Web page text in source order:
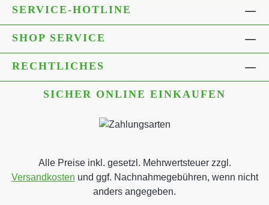
SERVICE-HOTLINE
SHOP SERVICE
RECHTLICHES
SICHER ONLINE EINKAUFEN
Alle Preise inkl. gesetzl. Mehrwertsteuer zzgl.
Versandkosten und ggf. Nachnahmegebühren, wenn nicht
anders angegeben.